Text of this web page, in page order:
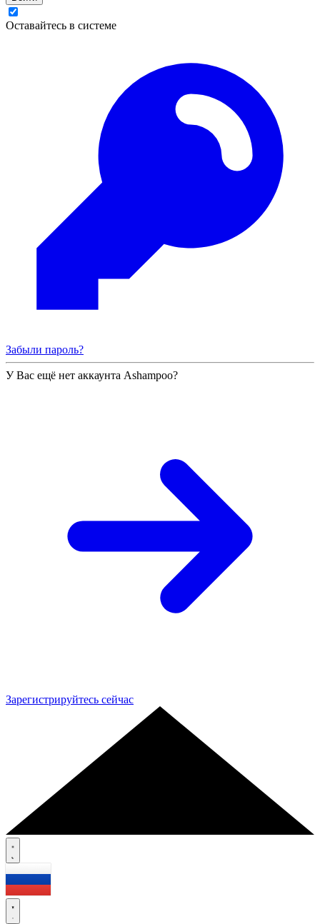
Оставайтесь в системе
Забыли пароль?
У Вас ещё нет аккаунта Ashampoo?
Зарегистрируйтесь сейчас